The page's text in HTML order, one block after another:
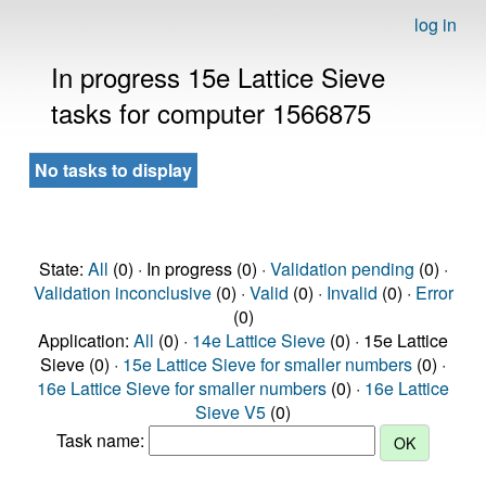
log in
In progress 15e Lattice Sieve
tasks for computer 1566875
No tasks to display
State: All (0) · In progress (0) · Validation pending (0) ·
Validation inconclusive(0) · Valid (0) · Invalid (0) · Error
(0)
Application: All (0) · 14e Lattice Sieve (0) · 15e Lattice
Sieve (0) · 15e Lattice Sieve for smaller numbers (0) ·
16e Lattice Sieve for smaller numbers (0) · 16e Lattice
Sieve V5 (0)
Task name: